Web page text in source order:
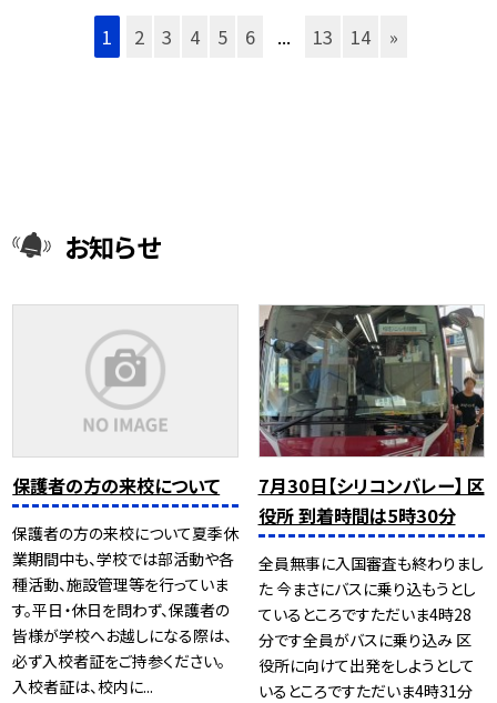
1 2 3 4 5 6 ... 13 14 »
お知らせ
保護者の方の来校について
保護者の方の来校について夏季休
業期間中も、学校では部活動や各
種活動、施設管理等を行っていま
す。平日・休日を問わず、保護者の
皆様が学校へお越しになる際は、
必ず入校者証をご持参ください。
入校者証は、校内に...
7月30日【シリコンバレー】 区
役所 到着時間は5時30分
全員無事に入国審査も終わりまし
た 今まさにバスに乗り込もうとし
ているところですただいま4時28
分です全員がバスに乗り込み 区
役所に向けて出発をしようとして
いるところですただいま4時31分